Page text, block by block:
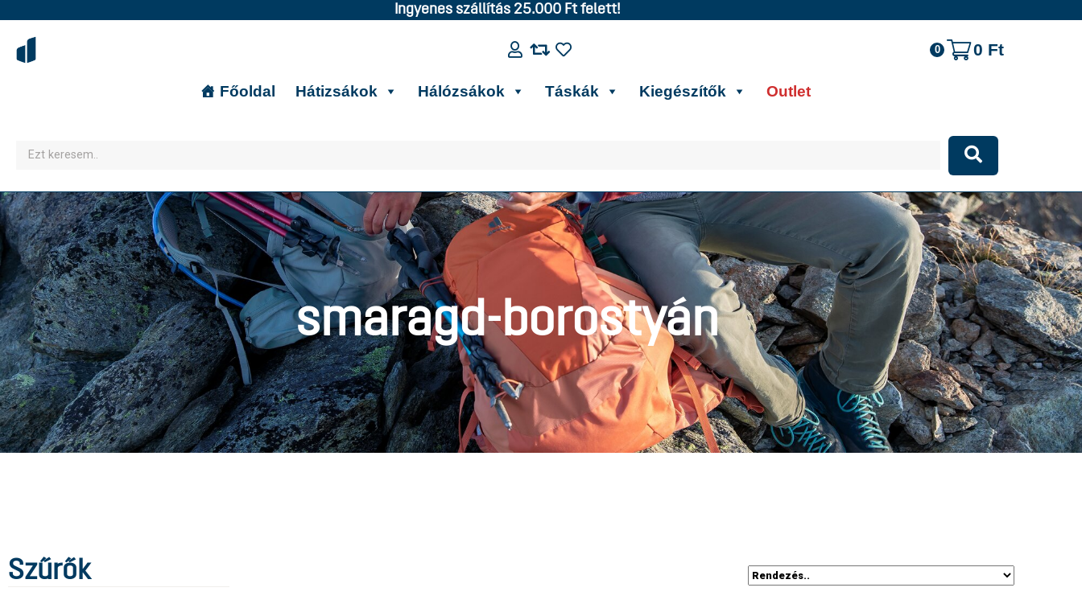
Ingyenes szállítás 25.000 Ft felett!
0 0 Ft
Főoldal Hátizsákok Hálózsákok Táskák Kiegészítők Outlet
smaragd-borostyán
Szűrők